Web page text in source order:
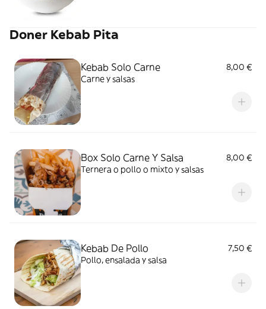
Doner Kebab Pita
Kebab Solo Carne
8,00 €
Carne y salsas
Box Solo Carne Y Salsa
8,00 €
Ternera o pollo o mixto y salsas
Kebab De Pollo
7,50 €
Pollo, ensalada y salsa